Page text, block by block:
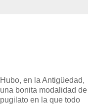
Hubo, en la Antigüedad,
una bonita modalidad de
pugilato en la que todo